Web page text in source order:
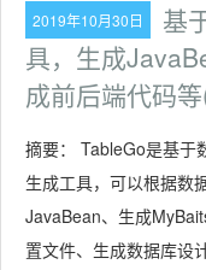
2019年10月30日
基
具，生成
成前后端代码
摘要： TableGo是基于
生成工具，可以根据数
JavaBean、生成
置文件、生成数据库设